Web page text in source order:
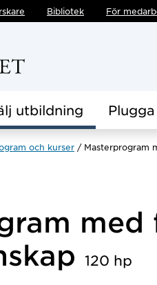
Bibliotek För
utbildning
och kurser Masterprogram
120 hp